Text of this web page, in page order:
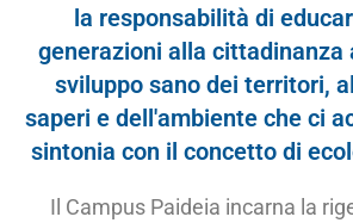
la responsabilità di
generazioni alla cittadinanza
sviluppo sano dei territori,
saperi e dell'ambiente che ci
sintonia con il concetto di
Il Campus Paideia incarna la